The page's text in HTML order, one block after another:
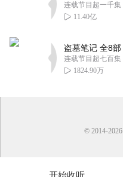
连载节目超一千集
11.40亿
连载节目超七百集
1824.90万
开始收听
© 2014-2026